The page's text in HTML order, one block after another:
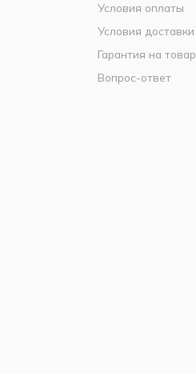
Условия оплаты
Условия доставки
Гарантия на товар
Вопрос-ответ